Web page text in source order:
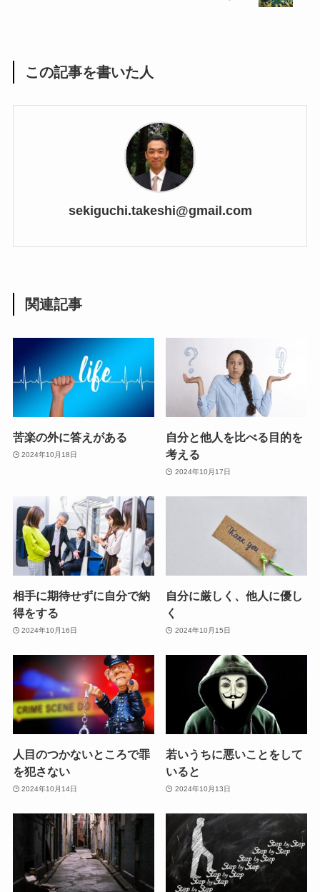
この記事を書いた人
sekiguchi.takeshi@gmail.com
関連記事
苦楽の外に答えがある
2024年10月18日
自分と他人を比べる目的を
考える
2024年10月17日
相手に期待せずに自分で納
得をする
2024年10月16日
自分に厳しく、他人に優し
く
2024年10月15日
人目のつかないところで罪
を犯さない
2024年10月14日
若いうちに悪いことをして
いると
2024年10月13日